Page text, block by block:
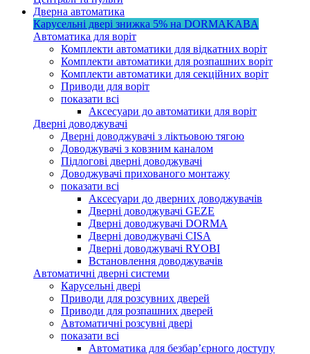
Дверна автоматика
Карусельні двері знижка 5% на DORMAKABA
Автоматика для воріт
Комплекти автоматики для відкатних воріт
Комплекти автоматики для розпашних воріт
Комплекти автоматики для секційних воріт
Приводи для воріт
показати всі
Аксесуари до автоматики для воріт
Дверні доводжувачі
Дверні доводжувачі з ліктьовою тягою
Доводжувачі з ковзним каналом
Підлогові дверні доводжувачі
Доводжувачі прихованого монтажу
показати всі
Аксесуари до дверних доводжувачів
Дверні доводжувачі GEZE
Дверні доводжувачі DORMA
Дверні доводжувачі CISA
Дверні доводжувачі RYOBI
Встановлення доводжувачів
Автоматичні дверні системи
Карусельні двері
Приводи для розсувних дверей
Приводи для розпашних дверей
Автоматичні розсувні двері
показати всі
Автоматика для безбар’єрного доступу